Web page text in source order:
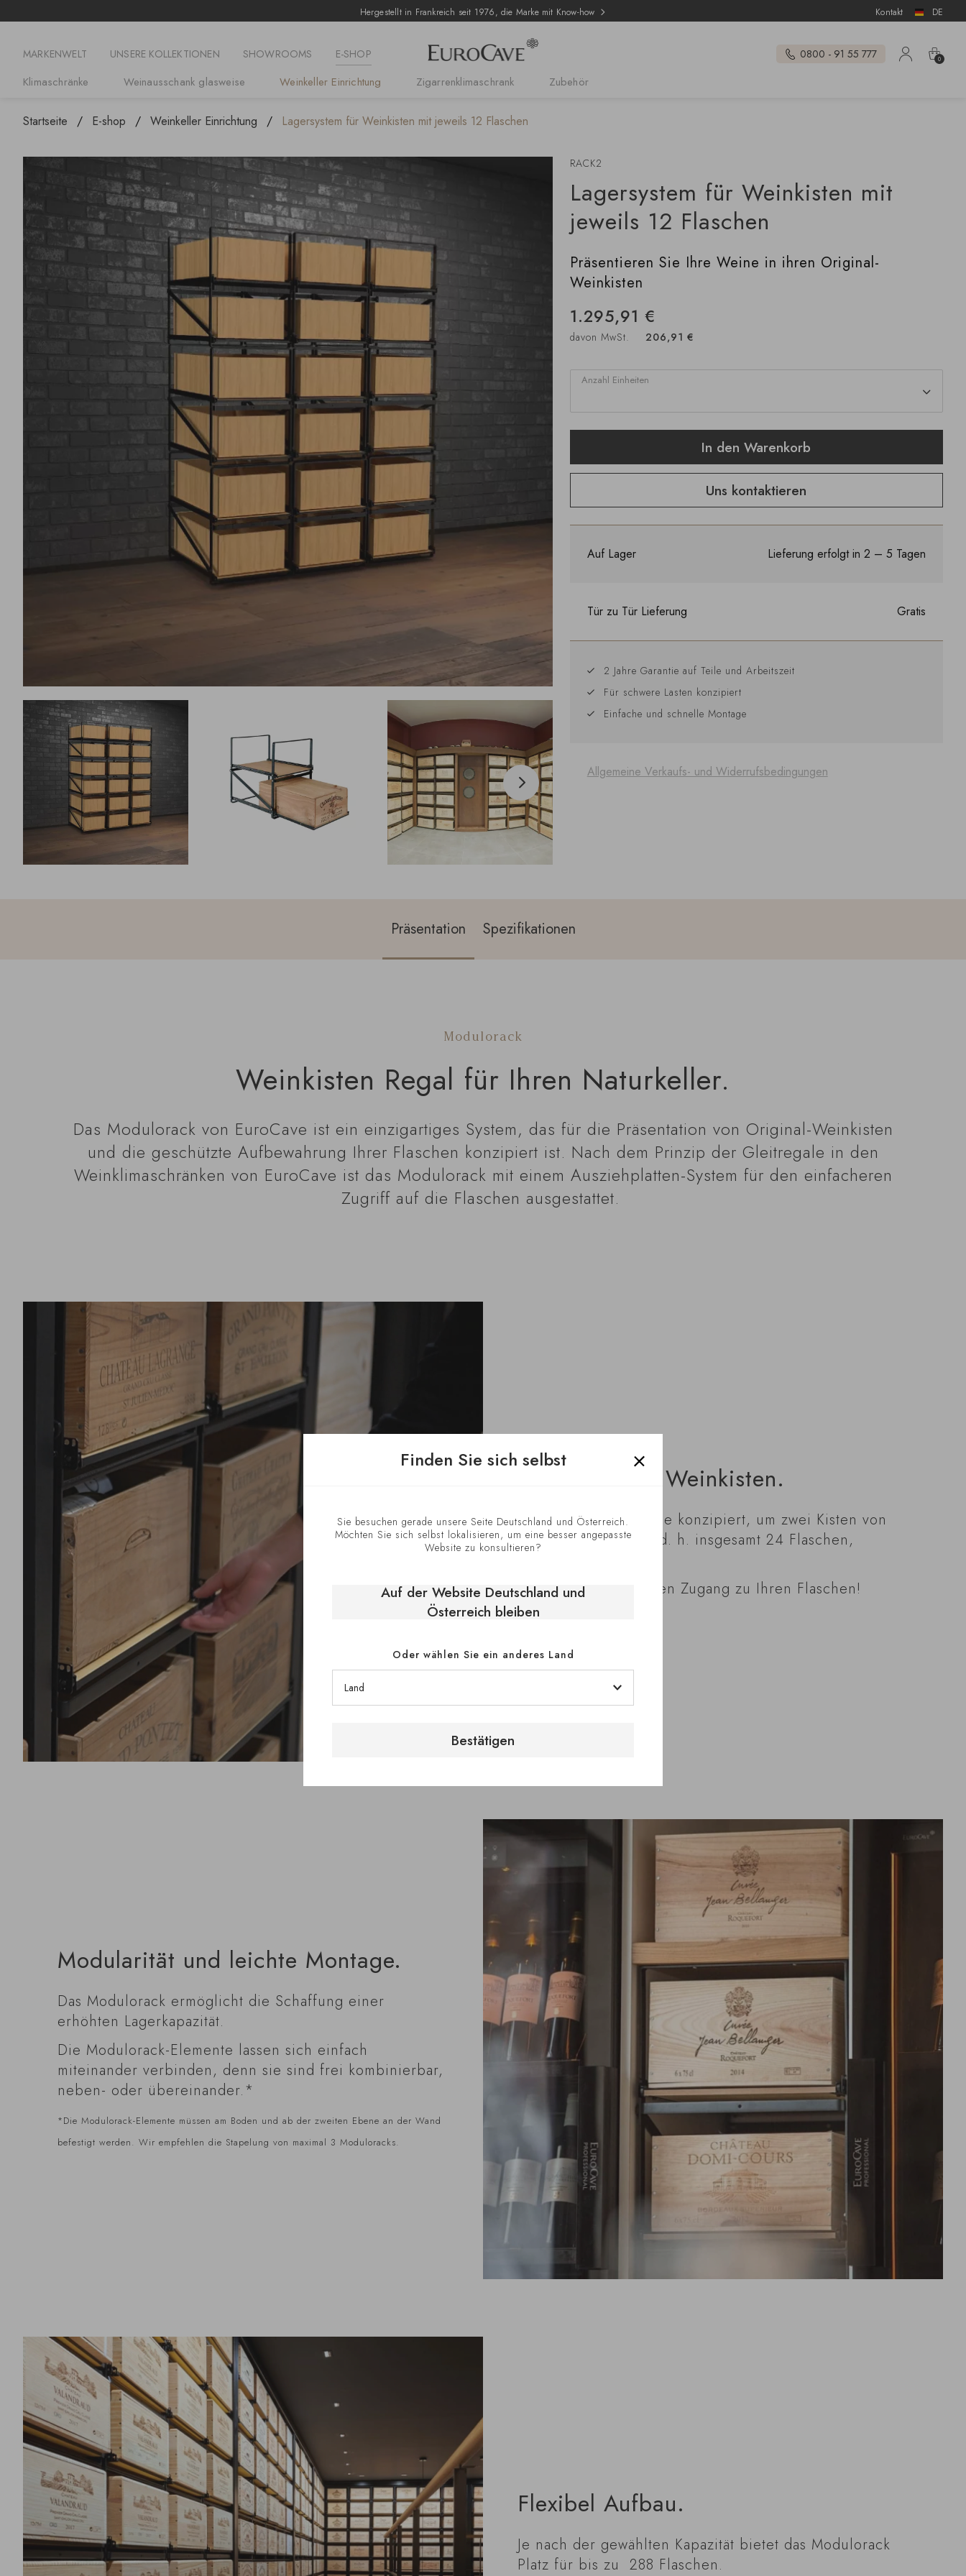
Hergestellt in Frankreich seit 1976, die Marke mit Know-how Kontakt DE
MARKENWELT UNSERE KOLLEKTIONEN SHOWROOMS E-SHOP
Klimaschränke Weinausschank glasweise Weinkeller Einrichtung Zigarrenklimaschrank Zubehör
0800 - 91 55 777 0
Startseite E-shop Weinkeller Einrichtung Lagersystem für Weinkisten mit jeweils 12 Flaschen
RACK2
Lagersystem für Weinkisten mit
jeweils 12 Flaschen
Präsentieren Sie Ihre Weine in ihren Original-
Weinkisten
1.295,91 €
davon MwSt. 206,91 €
Anzahl Einheiten
In den Warenkorb
Uns kontaktieren
Auf Lager Lieferung erfolgt in 2 – 5 Tagen
Tür zu Tür Lieferung Gratis
2 Jahre Garantie auf Teile und Arbeitszeit
Für schwere Lasten konzipiert
Einfache und schnelle Montage
Allgemeine Verkaufs- und Widerrufsbedingungen
Präsentation Spezifikationen
Modulorack
Weinkisten Regal für Ihren Naturkeller.
Das Modulorack von EuroCave ist ein einzigartiges System, das für die Präsentation von Original-Weinkisten
und die geschützte Aufbewahrung Ihrer Flaschen konzipiert ist. Nach dem Prinzip der Gleitregale in den
Weinklimaschränken von EuroCave ist das Modulorack mit einem Ausziehplatten-System für den einfacheren
Zugriff auf die Flaschen ausgestattet.
Lagerung von Weinkisten.
Das Modulorack wurde konzipiert, um zwei Kisten von
jeweils 12 Flaschen, d. h. insgesamt 24 Flaschen,
Für einen bequemeren Zugang zu Ihren Flaschen!
Modularität und leichte Montage.
Das Modulorack ermöglicht die Schaffung einer
erhöhten Lagerkapazität.
Die Modulorack-Elemente lassen sich einfach
miteinander verbinden, denn sie sind frei kombinierbar,
neben- oder übereinander.*
*Die Modulorack-Elemente müssen am Boden und ab der zweiten Ebene an der Wand
befestigt werden. Wir empfehlen die Stapelung von maximal 3 Moduloracks.
Flexibel Aufbau.
Je nach der gewählten Kapazität bietet das Modulorack
Platz für bis zu 288 Flaschen.
Finden Sie sich selbst
Sie besuchen gerade unsere Seite Deutschland und Österreich.
Möchten Sie sich selbst lokalisieren, um eine besser angepasste
Website zu konsultieren?
Auf der Website Deutschland und
Österreich bleiben
Oder wählen Sie ein anderes Land
Bestätigen